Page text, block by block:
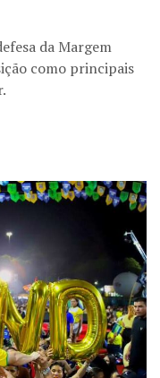
da Margem
como principais